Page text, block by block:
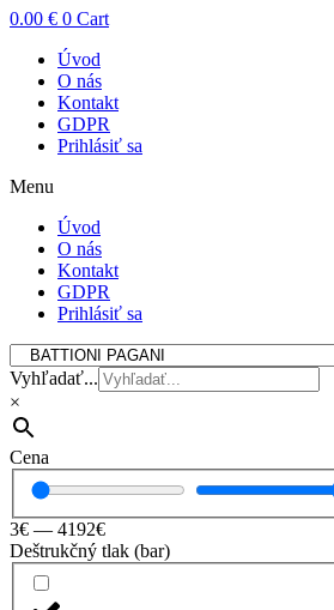
0.00 € 0 Cart
Úvod
O nás
Kontakt
GDPR
Prihlásiť sa
Menu
Úvod
O nás
Kontakt
GDPR
Prihlásiť sa
Vyhľadať...
×
Cena
3€ — 4192€
Deštrukčný tlak (bar)